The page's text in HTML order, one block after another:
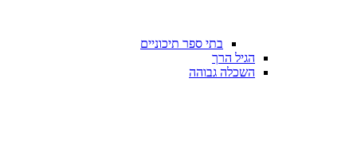
בתי ספר תיכוניים
הגיל הרך
השכלה גבוהה